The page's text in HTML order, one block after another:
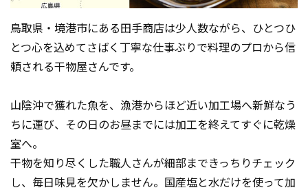
鳥取県・境港市にある田手商店は少人数ながら、ひとつひ
とつ心を込めてさばく丁寧な仕事ぶりで料理のプロから信
頼される干物屋さんです。
山陰沖で獲れた魚を、漁港からほど近い加工場へ新鮮なう
ちに運び、その日のお昼までには加工を終えてすぐに乾燥
室へ。
干物を知り尽くした職人さんが細部まできっちりチェック
し、毎日味見を欠かしません。国産塩と水だけを使って加